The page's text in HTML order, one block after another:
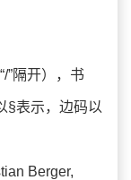
”隔开），书
§表示，边码以
Berger,